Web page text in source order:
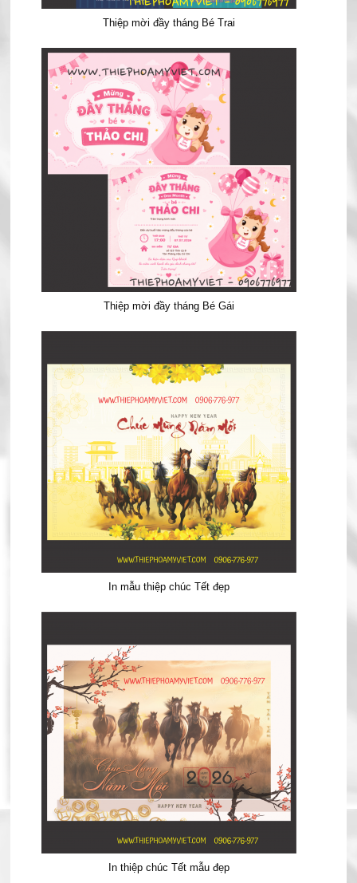
Thiệp mời đầy tháng Bé Trai
Thiệp mời đầy tháng Bé Gái
In mẫu thiệp chúc Tết đẹp
In thiệp chúc Tết mẫu đẹp